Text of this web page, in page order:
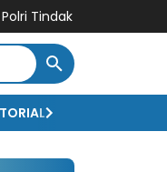
Tegas Konten Medsos